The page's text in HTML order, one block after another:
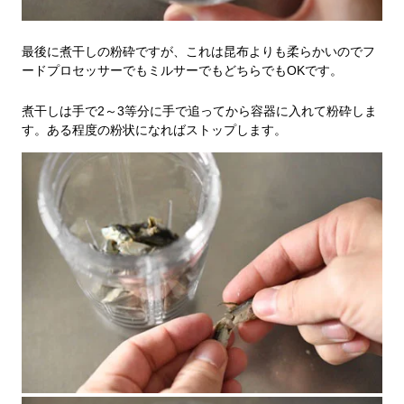
最後に煮干しの粉砕ですが、これは昆布よりも柔らかいのでフ
ードプロセッサーでもミルサーでもどちらでもOKです。
煮干しは手で2～3等分に手で追ってから容器に入れて粉砕しま
す。ある程度の粉状になればストップします。